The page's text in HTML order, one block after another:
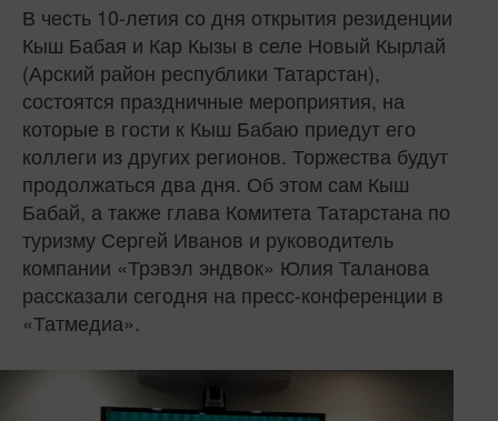
В честь 10-летия со дня открытия резиденции
Кыш Бабая и Кар Кызы в селе Новый Кырлай
(Арский район республики Татарстан),
состоятся праздничные мероприятия, на
которые в гости к Кыш Бабаю приедут его
коллеги из других регионов. Торжества будут
продолжаться два дня. Об этом сам Кыш
Бабай, а также глава Комитета Татарстана по
туризму Сергей Иванов и руководитель
компании «Трэвэл эндвок» Юлия Таланова
рассказали сегодня на пресс-конференции в
«Татмедиа».